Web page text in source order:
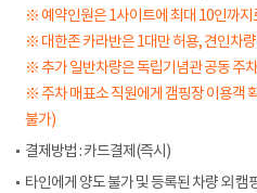
※ 예약인원은 1사이트에 최대 10인까지
※ 대한존 카라반은 1대만 허용, 견인차
※ 추가 일반차량은 독립기념관 공동 주
※ 주차 매표소 직원에게 갬핑장 이용객
불가)
결제방법 : 카드결제(즉시)
타인에게 양도 불가 및 등록된 차량 외 캠